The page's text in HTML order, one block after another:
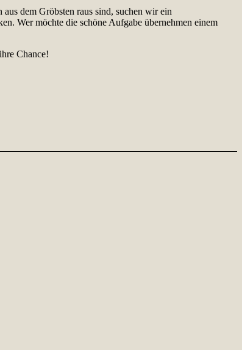
dem Gröbsten raus sind, suchen wir ein
Wer möchte die schöne Aufgabe übernehmen einem
Chance!